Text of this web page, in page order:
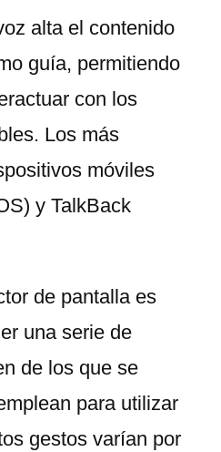
alta el contenido
guía, permitiendo
con los
Los más
móviles
y TalkBack
de pantalla es
una serie de
de los que se
para utilizar
gestos varían por